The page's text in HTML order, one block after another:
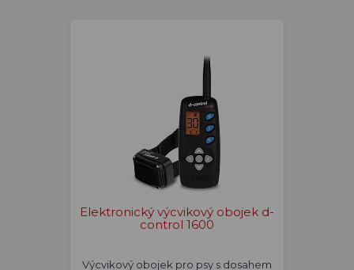
Elektronický výcvikový obojek d-
control 1600
Výcvikový obojek pro psy s dosahem